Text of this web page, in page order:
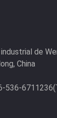
de
China
536-